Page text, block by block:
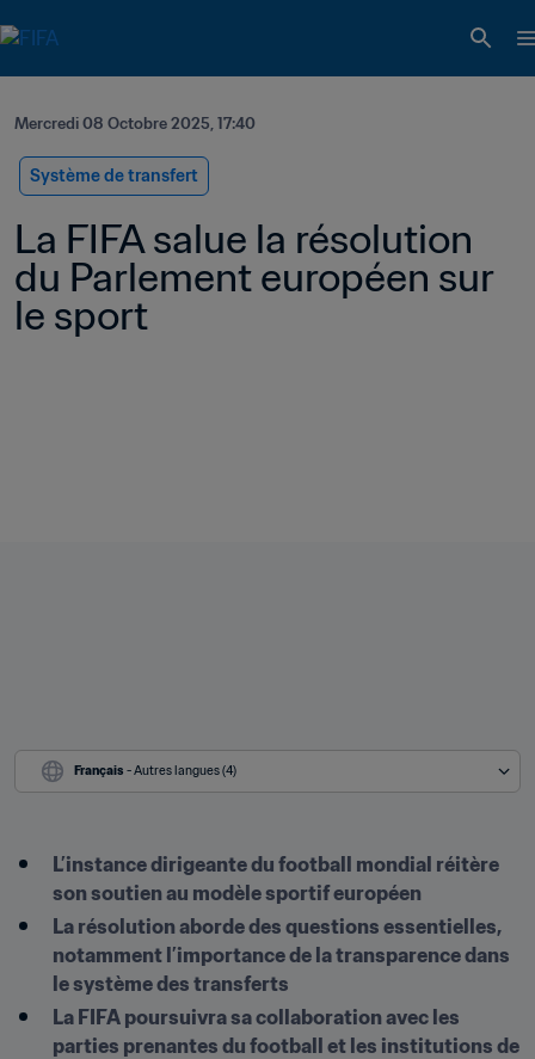
Mercredi 08 Octobre 2025, 17:40
Système de transfert
La FIFA salue la résolution
du Parlement européen sur
le sport
Français - Autres langues (4)
L’instance dirigeante du football mondial réitère
son soutien au modèle sportif européen
La résolution aborde des questions essentielles,
notamment l’importance de la transparence dans
le système des transferts
La FIFA poursuivra sa collaboration avec les
parties prenantes du football et les institutions de